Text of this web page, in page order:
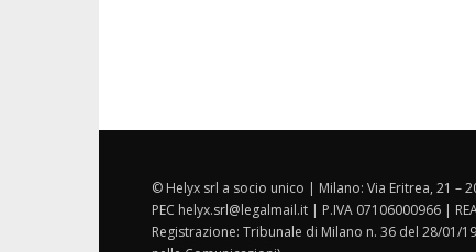
© Helyx srl a socio unico | Milano: Via Eritrea, 21 –
PEC helyx.srl@legalmail.it | P.IVA 07106000966 |
Registrazione: Tribunale di Milano n. 36 del 28/01/